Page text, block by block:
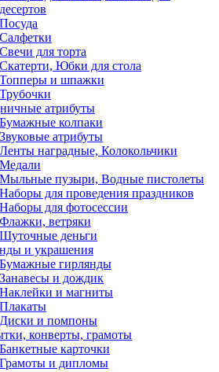
десертов
Посуда
Салфетки
Свечи для торта
Скатерти, Юбки для стола
Топперы и шпажки
Трубочки
атрибуты
Бумажные колпаки
Звуковые атрибуты
Ленты наградные, Колокольчики
Медали
Мыльные пузыри, Водные пистолеты
Наборы для проведения праздников
Наборы для фотосессии
Флажки, ветряки
Шуточные деньги
и украшения
Бумажные гирлянды
Занавесы и дождик
Наклейки и магниты
Плакаты
Диски и помпоны
конверты, грамоты
Банкетные карточки
Грамоты и дипломы